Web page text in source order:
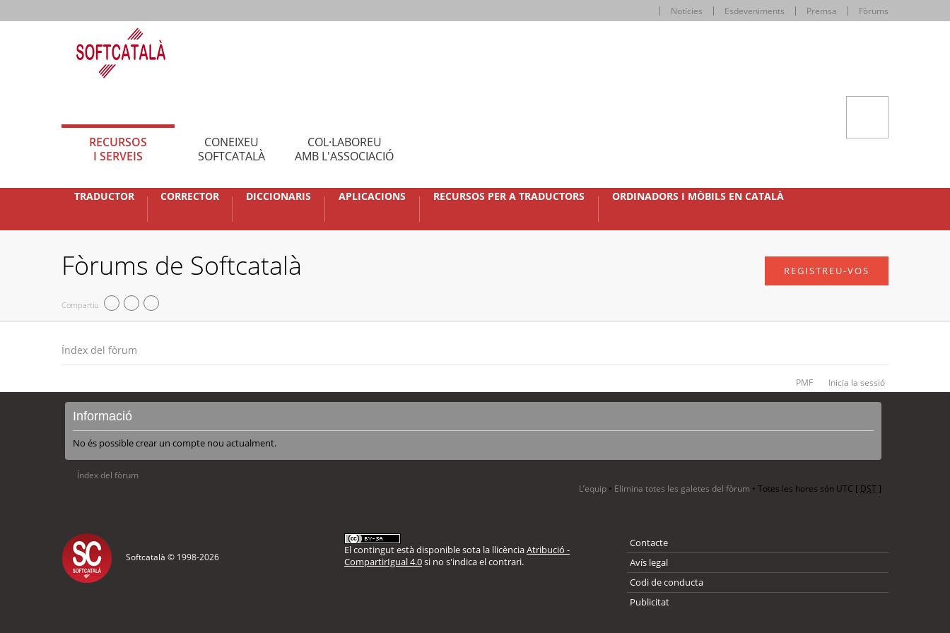
Notícies Esdeveniments Premsa Fòrums
RECURSOS
I SERVEIS
CONEIXEU
SOFTCATALÀ
COL·LABOREU
AMB L'ASSOCIACIÓ
TRADUCTOR CORRECTOR DICCIONARIS APLICACIONS RECURSOS PER A TRADUCTORS ORDINADORS I MÒBILS EN CATALÀ
Fòrums de Softcatalà
Compartiu
REGISTREU-VOS
Índex del fòrum
PMF Inicia la sessió
Informació
No és possible crear un compte nou actualment.
Índex del fòrum
L’equip • Elimina totes les galetes del fòrum • Totes les hores són UTC [ DST]
Softcatalà © 1998-2026
El contingut està disponible sota la llicènciaAtribució -
CompartirIgual 4.0si no s'indica el contrari.
Contacte
Avís legal
Codi de conducta
Publicitat